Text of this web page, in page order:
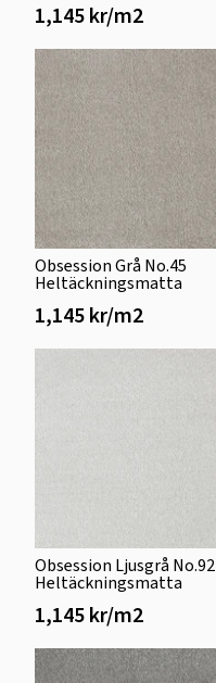
1,145 kr/m2
Obsession Grå No.45
Heltäckningsmatta
1,145 kr/m2
Obsession Ljusgrå No.92
Heltäckningsmatta
1,145 kr/m2